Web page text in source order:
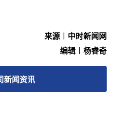
来源︱中时新闻网
编辑︱杨睿奇
新闻资讯